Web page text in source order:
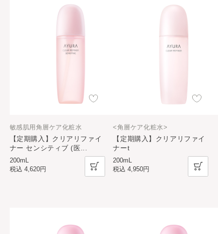
【定期購入】クリアリファイ
ナー センシティブ (医
敏感肌用角層ケア化粧水
200mL
税込 4,620円
【定期購入】クリアリファイ
ナーt
<角層ケア化粧水>
200mL
税込4,950円